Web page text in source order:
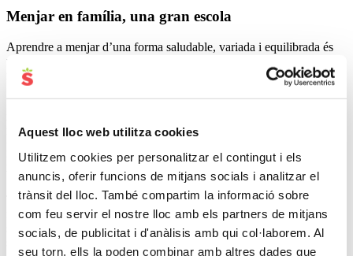
Aquest lloc web utilitza cookies
Utilitzem cookies per personalitzar el contingut i els
anuncis, oferir funcions de mitjans socials i analitzar el
trànsit del lloc. També compartim la informació sobre
com feu servir el nostre lloc amb els partners de mitjans
socials, de publicitat i d'anàlisis amb qui col·laborem. Al
seu torn, ells la poden combinar amb altres dades que
Menjar en família, una gran escola
Aprendre a menjar d’una forma saludable, variada i equilibrada és
una llavor que s’ha de plantar quan són ben petits i anar regant a
mesura que van creixent.
Si vols que mengin de tot,tu has de donar un bon exemple; si tu
meitat del plat ha de ser plena de fruites i verdures; són una de les
proteïnes de qualitat i els greixos saludables, com un bon oli d’oliva
verge.
Tot i això,les verdures són uns dels aliments que més costen de
menjar cada dia,i aconseguir que tota la família en gaudeixi no és
sempre fàcil. Molt sovint no és tant un problema de la verdura en si
sinó de com la presentem o la coem. En general la fem més del